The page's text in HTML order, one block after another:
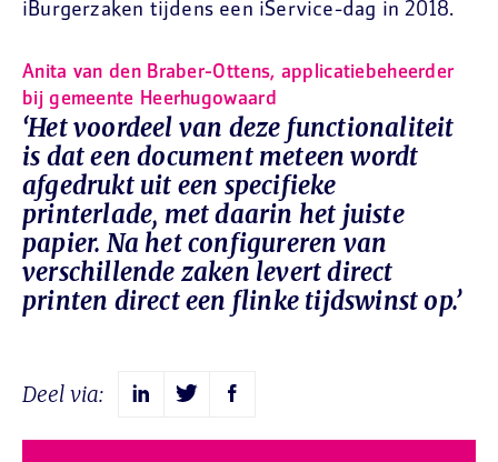
iBurgerzaken tijdens een iService-dag in 2018.
Anita van den Braber-Ottens, applicatiebeheerder
bij gemeente Heerhugowaard
‘Het voordeel van deze functionaliteit
is dat een document meteen wordt
afgedrukt uit een specifieke
printerlade, met daarin het juiste
papier. Na het configureren van
verschillende zaken levert direct
printen direct een flinke tijdswinst op.’
Deel via: